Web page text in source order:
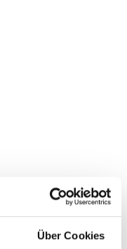
Über Cookies